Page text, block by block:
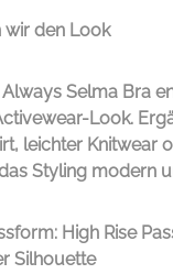
wir den Look
Selma Bra
Look.
leichter Knitwear
Styling modern
High Rise
Silhouette